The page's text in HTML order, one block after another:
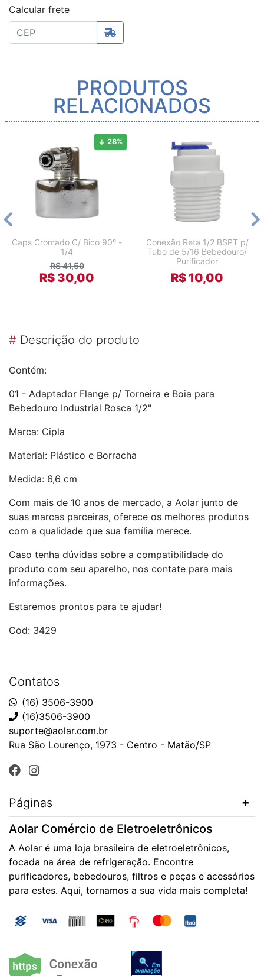
Calcular frete
PRODUTOS
RELACIONADOS
28%
Caps Cromado C/ Bico 90º -
1/4
R$ 41,50
R$ 30,00
Conexão Reta 1/2 BSPT p/
Tubo de 5/16 Bebedouro/
Purificador
R$ 10,00
# Descrição do produto
Contém:
01 - Adaptador Flange p/ Torneira e Boia para
Bebedouro Industrial Rosca 1/2"
Marca: Cipla
Material: Plástico e Borracha
Medida: 6,6 cm
Com mais de 10 anos de mercado, a Aolar junto de
suas marcas parceiras, oferece os melhores produtos
com a qualidade que sua família merece.
Caso tenha dúvidas sobre a compatibilidade do
produto com seu aparelho, nos contate para mais
informações.
Estaremos prontos para te ajudar!
Cod: 3429
Contatos
(16) 3506-3900
(16)3506-3900
suporte@aolar.com.br
Rua São Lourenço, 1973 - Centro - Matão/SP
Páginas
Aolar Comércio de Eletroeletrônicos
A Aolar é uma loja brasileira de eletroeletrônicos,
focada na área de refrigeração. Encontre
purificadores, bebedouros, filtros e peças e acessórios
para estes. Aqui, tornamos a sua vida mais completa!